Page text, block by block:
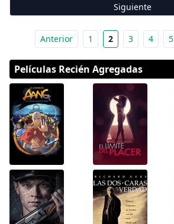
Anterior 1 2 3 4 5
Siguiente
Películas Recién Agregadas